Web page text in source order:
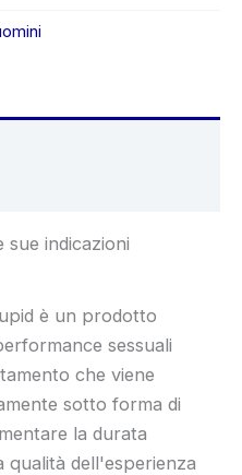
sue indicazioni
è un prodotto
sessuali
che viene
sotto forma di
la durata
qualità dell'esperienza